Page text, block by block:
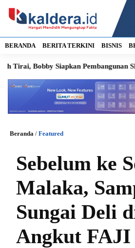
BERANDA BERITA TERKINI BISNIS
Bobby Siapkan Pembangunan SD
Beranda / Featured
Sebelum ke
Malaka,
Sungai Deli
Angkut FAJI